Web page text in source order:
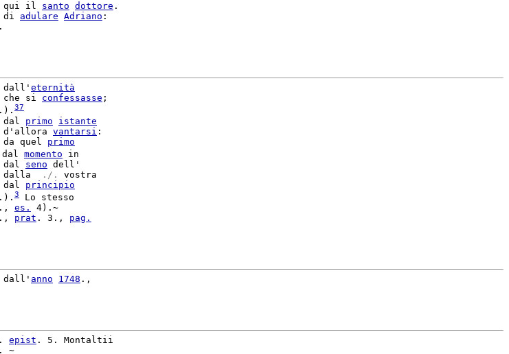
qui il santo dottore .
di adulare Adriano :
.
dall' eternità
che si confessasse ;
.). 37
dal primo
istante
d'allora vantarsi :
da quel primo
dal momento in
dal seno dell'
dalla ./. vostra
dal principio
.). 3
Lo stesso
., es.
4).~
., prat . 3., pag.
dall' anno 1748 .,
. epist . 5. Montaltii
. ~